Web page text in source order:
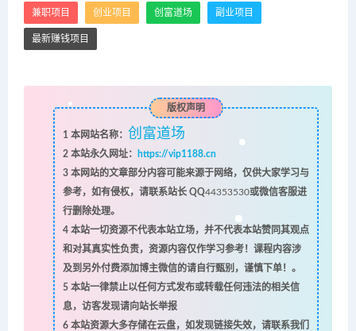
兼职项目 创业项目 创富道场 副业项目
最新赚钱项目
版权声明
1 本网站名称： 创富道场
2本站永久网址：
https://vip1188.cn
3本网站的文章部分内容可能来源于网络，仅供大家学习与
参考，如有侵权，请联系站长 QQ44353530或微信客服进
行删除处理。
4本站一切资源不代表本站立场，并不代表本站赞同其观点
和对其真实性负责，资源内容仅作学习参考！课程内容涉
及到另外付费添加博主微信的请自行甄别，谨慎下单！。
5本站一律禁止以任何方式发布或转载任何违法的相关信
息，访客发现请向站长举报
6本站资源大多存储在云盘，如发现链接失效，请联系我们